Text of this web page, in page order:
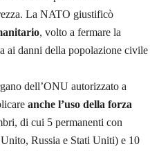
La NATO giustificò
, volto a fermare la
ai danni della popolazione civile
dell’ONU autorizzato a
anche l’uso della forza
di cui 5 permanenti con
Russia e Stati Uniti) e 10